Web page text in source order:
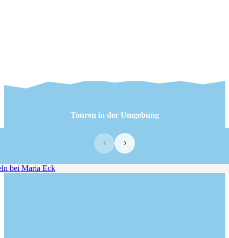
Touren in der Umgebung
‹ ›